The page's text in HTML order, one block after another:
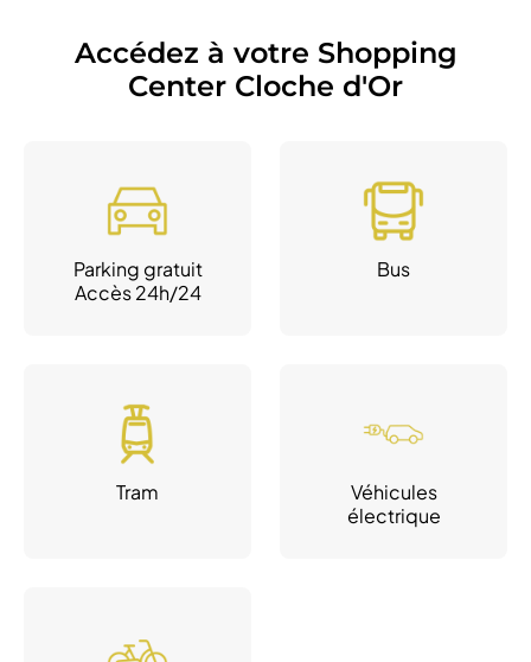
Accédez à votre Shopping
Center Cloche d'Or
Parking gratuit
Accès 24h/24
Bus
Tram
Véhicules
électrique